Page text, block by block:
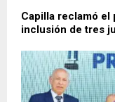
Capilla reclamó el
inclusión de tres